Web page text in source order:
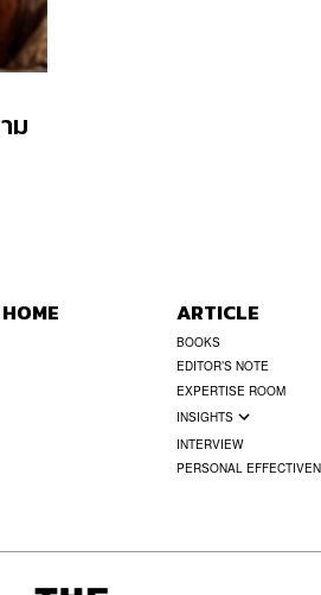
ม
HOME ARTICLE
BOOKS
EDITOR’S NOTE
EXPERTISE ROOM
INSIGHTS
INTERVIEW
PERSONAL